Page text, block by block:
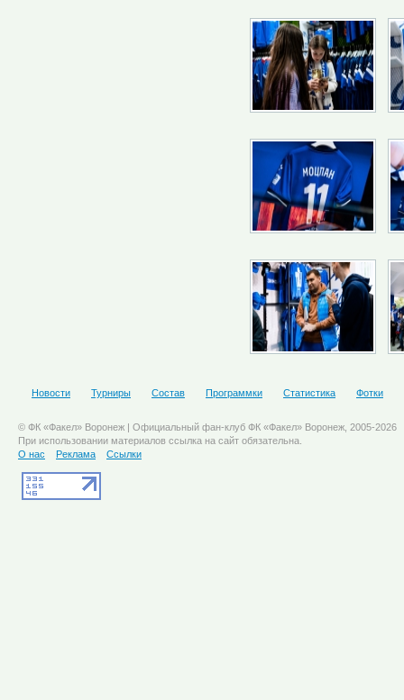
Новости Турниры Состав Программки Статистика Фотки
© ФК «Факел» Воронеж | Официальный фан-клуб ФК «Факел» Воронеж, 2005-2026
При использовании материалов ссылка на сайт обязательна.
О нас
Реклама Ссылки